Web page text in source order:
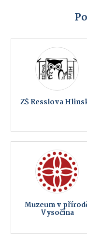
ZŠ Resslova
Muzeum v
Vysočina